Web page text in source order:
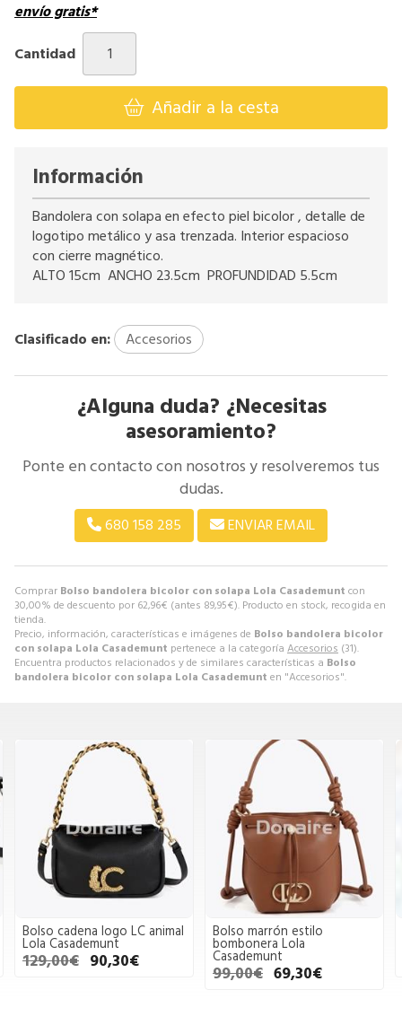
envío gratis*
Cantidad
Añadir a la cesta
Comprar Bolso bandolera bicolor con solapa Lola Casademunt con
30,00% de descuento por 62,96€ (antes 89,95€). Producto en stock, recogida en
tienda.
Precio, información, características e imágenes de Bolso bandolera bicolor
con solapa Lola Casademunt pertenece a la categoría Accesorios (31).
Encuentra productos relacionados y de similares características a Bolso
bandolera bicolor con solapa Lola Casademunt en "Accesorios".
Información
Bandolera con solapa en efecto piel bicolor , detalle de
logotipo metálico y asa trenzada. Interior espacioso
con cierre magnético.
ALTO 15cm ANCHO 23.5cm PROFUNDIDAD 5.5cm
Clasificado en: Accesorios
¿Alguna duda? ¿Necesitas
asesoramiento?
Ponte en contacto con nosotros y resolveremos tus
dudas.
680 158 285 ENVIAR EMAIL
Bolso cadena logo LC animal
Lola Casademunt
129,00€ 90,30€
Bolso marrón estilo
bombonera Lola
Casademunt
99,00€ 69,30€